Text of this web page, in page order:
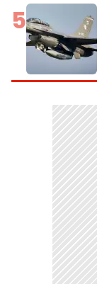
5